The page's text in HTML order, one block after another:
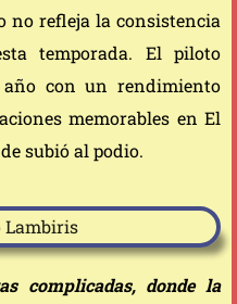
no refleja la consistencia
temporada. El piloto
con un rendimiento
memorables en El
subió al podio.
complicadas, donde la